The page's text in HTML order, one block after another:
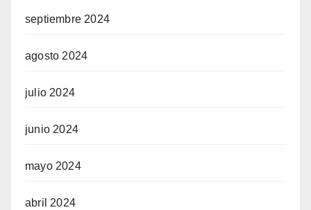
septiembre 2024
agosto 2024
julio 2024
junio 2024
mayo 2024
abril 2024